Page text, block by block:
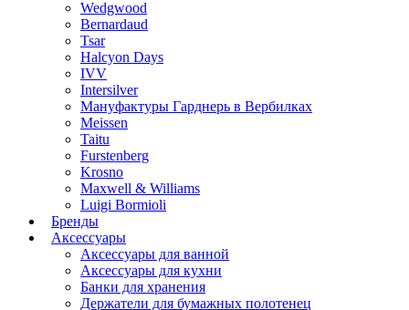
Wedgwood
Bernardaud
Tsar
Halcyon Days
IVV
Intersilver
Мануфактуры Гарднерь в Вербилках
Meissen
Taitu
Furstenberg
Krosno
Maxwell & Williams
Luigi Bormioli
Бренды
Аксессуары
Аксессуары для ванной
Аксессуары для кухни
Банки для хранения
Держатели для бумажных полотенец